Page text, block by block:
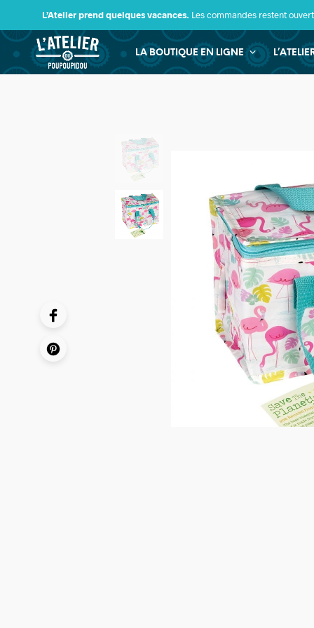
L’Atelier prend quelques vacances. Les commandes restent
LA BOUTIQUE EN LIGNE